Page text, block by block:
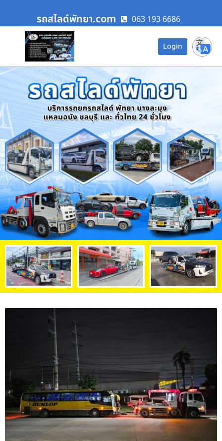
รถสไลด์พัทยา.com 063 193 6686
Login